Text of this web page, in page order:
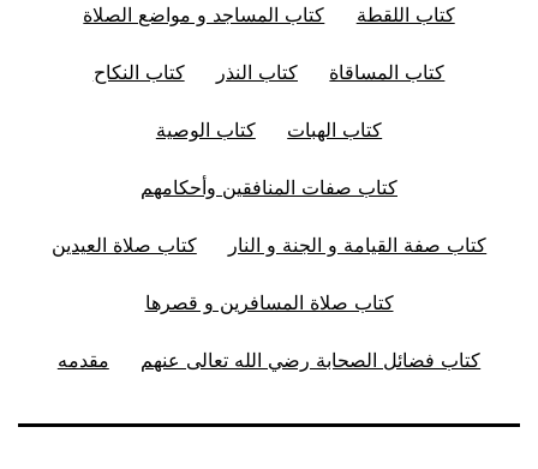
كتاب اللقطة كتاب المساجد و مواضع الصلاة
كتاب المساقاة كتاب النذر كتاب النكاح
كتاب الهبات كتاب الوصية
كتاب صفات المنافقين وأحكامهم
كتاب صفة القيامة و الجنة و النار كتاب صلاة العيدين
كتاب صلاة المسافرين و قصرها
كتاب فضائل الصحابة رضي الله تعالى عنهم مقدمه